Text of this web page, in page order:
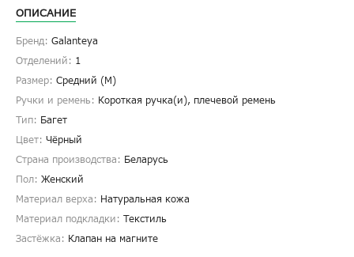
ОПИСАНИЕ
Бренд: Galanteya
Отделений: 1
Размер: Средний (M)
Ручки и ремень: Короткая ручка(и), плечевой ремень
Тип: Багет
Цвет: Чёрный
Страна производства: Беларусь
Пол: Женский
Материал верха: Натуральная кожа
Материал подкладки: Текстиль
Застёжка: Клапан на магните